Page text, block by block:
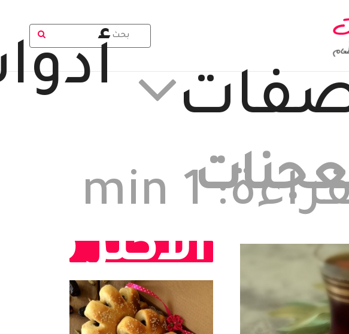
الوقت المتوقع للقراءة: 1 min
الأكثر